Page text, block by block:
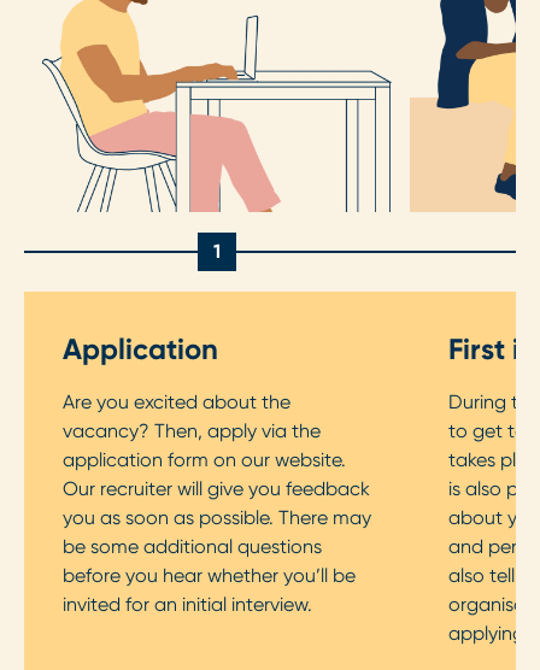
1
Application
Are you excited about the
vacancy? Then, apply via the
application form on our website.
Our recruiter will give you feedback
you as soon as possible. There may
be some additional questions
before you hear whether you’ll be
invited for an initial interview.
First
During
to get to
takes
is also
about
and
also tell
applying